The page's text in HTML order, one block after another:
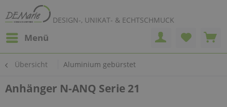
DESIGN-, UNIKAT- & ECHTSCHMUCK
Menü
Übersicht Aluminium gebürstet
Anhänger N-ANQ Serie 21